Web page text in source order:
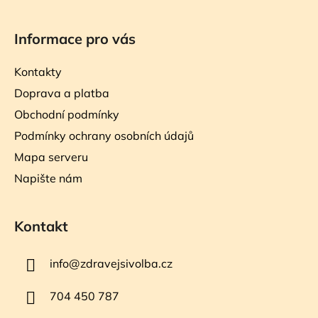
Informace pro vás
Kontakty
Doprava a platba
Obchodní podmínky
Podmínky ochrany osobních údajů
Mapa serveru
Napište nám
Kontakt
info@zdravejsivolba.cz
704 450 787